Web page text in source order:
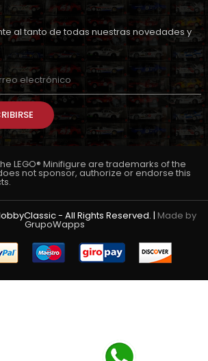
al tanto de todas nuestras novedades y
LEGO® Minifigure are trademarks of the
not sponsor, authorize or endorse this
- All Rights Reserved. | Made by
GrupoWapps